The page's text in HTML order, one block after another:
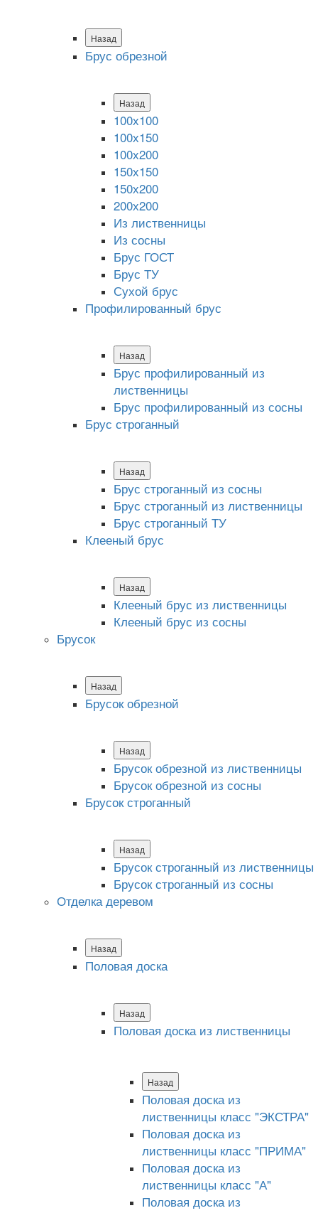
Назад
Брус обрезной
Назад
100х100
100х150
100х200
150х150
150х200
200х200
Из лиственницы
Из сосны
Брус ГОСТ
Брус ТУ
Сухой брус
Профилированный брус
Назад
Брус профилированный из
лиственницы
Брус профилированный из сосны
Брус строганный
Назад
Брус строганный из сосны
Брус строганный из лиственницы
Брус строганный ТУ
Клееный брус
Назад
Клееный брус из лиственницы
Клееный брус из сосны
Брусок
Назад
Брусок обрезной
Назад
Брусок обрезной из лиственницы
Брусок обрезной из сосны
Брусок строганный
Назад
Брусок строганный из лиственницы
Брусок строганный из сосны
Отделка деревом
Назад
Половая доска
Назад
Половая доска из лиственницы
Назад
Половая доска из
лиственницы класс "ЭКСТРА"
Половая доска из
лиственницы класс "ПРИМА"
Половая доска из
лиственницы класс "А"
Половая доска из